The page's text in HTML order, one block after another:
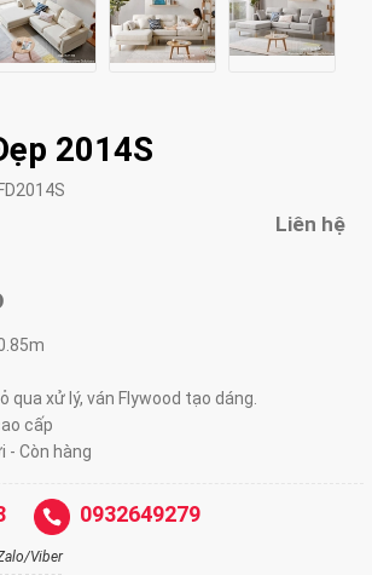
2014S
Liên hệ
qua xử lý, ván Flywood tạo dáng.
cấp
- Còn hàng
0932649279
Viber